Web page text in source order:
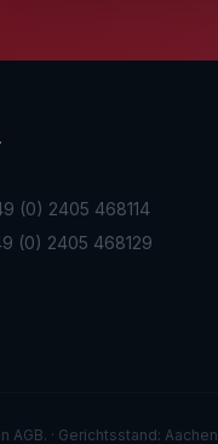
(0) 2405 468114
(0) 2405 468129
· Gerichtsstand: Aachen